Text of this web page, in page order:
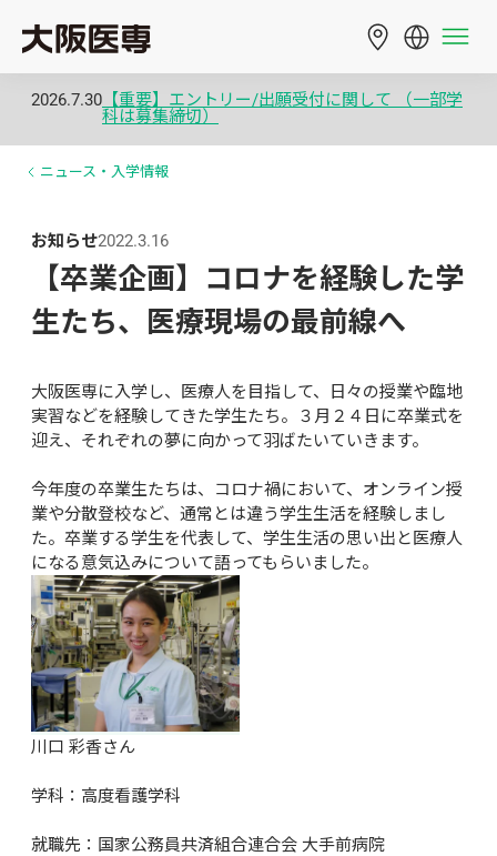
2026.7.30 【重要】エントリー/出願受付に関して （一部学
科は募集締切）
ニュース・入学情報
お知らせ2022.3.16
【卒業企画】コロナを経験した学
生たち、医療現場の最前線へ
大阪医専に入学し、医療人を目指して、日々の授業や臨地
実習などを経験してきた学生たち。３月２４日に卒業式を
迎え、それぞれの夢に向かって羽ばたいていきます。
今年度の卒業生たちは、コロナ禍において、オンライン授
業や分散登校など、通常とは違う学生生活を経験しまし
た。卒業する学生を代表して、学生生活の思い出と医療人
になる意気込みについて語ってもらいました。
川口 彩香さん
学科：高度看護学科
就職先：国家公務員共済組合連合会 大手前病院